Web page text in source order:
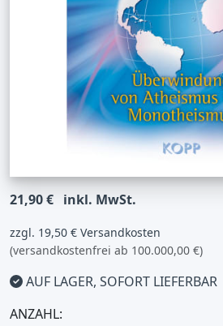
21,90 € inkl. MwSt.
zzgl. 19,50 € Versandkosten
(versandkostenfrei ab 100.000,00 €)
AUF LAGER, SOFORT LIEFERBAR
ANZAHL: